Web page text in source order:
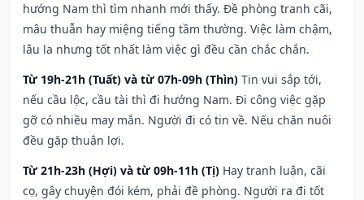
hướng Nam thì tìm nhanh mới thấy. Đề phòng tranh cãi,
mâu thuẫn hay miệng tiếng tầm thường. Việc làm chậm,
lâu la nhưng tốt nhất làm việc gì đều cần chắc chắn.
Từ 19h-21h (Tuất) và từ 07h-09h (Thìn) Tin vui sắp tới,
nếu cầu lộc, cầu tài thì đi hướng Nam. Đi công việc gặp
gỡ có nhiều may mắn. Người đi có tin về. Nếu chăn nuôi
đều gặp thuận lợi.
Từ 21h-23h (Hợi) và từ 09h-11h (Tị) Hay tranh luận, cãi
cọ, gây chuyện đói kém, phải đề phòng. Người ra đi tốt